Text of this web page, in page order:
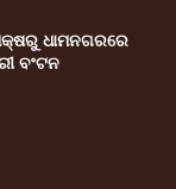
ଧାମନଗରରେ
ବଂଟନ